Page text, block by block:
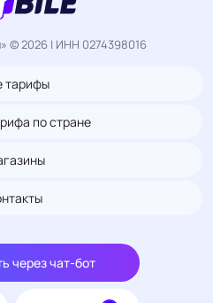
© 2026 | ИНН 0274398016
тарифы
по стране
через чат-бот